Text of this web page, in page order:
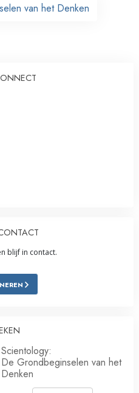
van het Denken
blijf in contact.
Scientology:
De Grondbeginselen van het
Denken